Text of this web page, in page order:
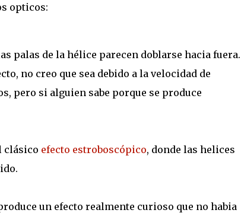
opticos:
palas de la hélice parecen doblarse hacia fuera.
no creo que sea debido a la velocidad de
pero si alguien sabe porque se produce
clásico efecto estroboscópico, donde las helices
un efecto realmente curioso que no habia